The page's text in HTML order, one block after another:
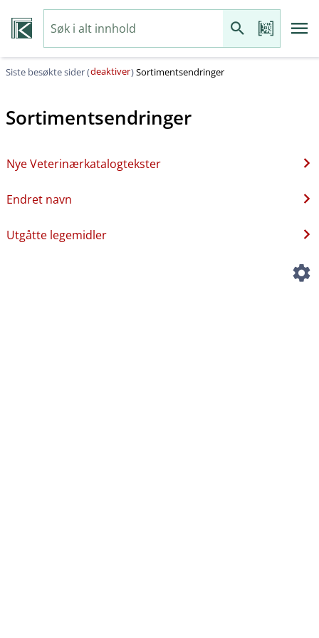
Siste besøkte sider (deaktiver)Sortimentsendringer
Sortimentsendringer
Nye Veterinærkatalogtekster
Endret navn
Utgåtte legemidler